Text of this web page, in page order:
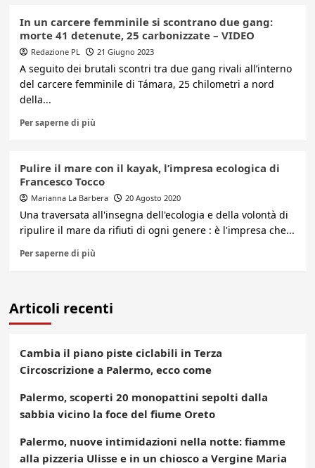
In un carcere femminile si scontrano due gang:
morte 41 detenute, 25 carbonizzate – VIDEO
Redazione PL 21 Giugno 2023
A seguito dei brutali scontri tra due gang rivali all’interno
del carcere femminile di Támara, 25 chilometri a nord
della...
Per saperne di più
Pulire il mare con il kayak, l’impresa ecologica di
Francesco Tocco
Marianna La Barbera 20 Agosto 2020
Una traversata all'insegna dell'ecologia e della volontà di
ripulire il mare da rifiuti di ogni genere : è l'impresa che...
Per saperne di più
Articoli recenti
Cambia il piano piste ciclabili in Terza
Circoscrizione a Palermo, ecco come
Palermo, scoperti 20 monopattini sepolti dalla
sabbia vicino la foce del fiume Oreto
Palermo, nuove intimidazioni nella notte: fiamme
alla pizzeria Ulisse e in un chiosco a Vergine Maria